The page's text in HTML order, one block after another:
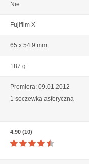
Nie
Fujifilm X
65 x 54.9 mm
187 g
Premiera: 09.01.2012
1 soczewka asferyczna
4.90 (10)